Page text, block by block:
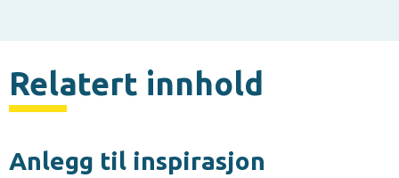
Relatert innhold
Anlegg til inspirasjon